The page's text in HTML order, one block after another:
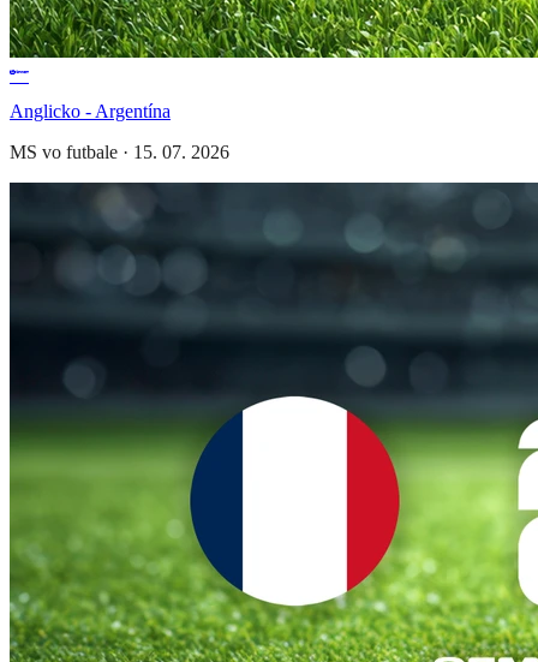
Anglicko - Argentína
MS vo futbale · 15. 07. 2026